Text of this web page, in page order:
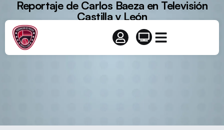
Reportaje de Carlos Baeza en Televisión
Castilla y León